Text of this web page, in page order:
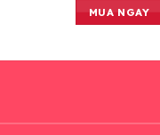
MUA NGAY